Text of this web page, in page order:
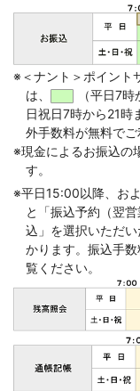
※＜ナント＞ポイント
は、
（平日7
日祝日7時から21時
外手数料が無料でご
※
コメジルシ
現金によるお振込の
す。
※
コメジルシ
平日15:00以降、お
と「振込予約（翌
込」を選択いただ
かります。振込手
覧ください。